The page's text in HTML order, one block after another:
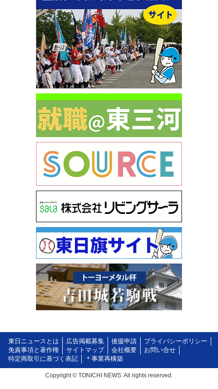
東日ニュースとは 広告掲載募集 後援申請
プライバシーポリシー
免責事項と著作権
サイトマップ 会社概要
お問い合せ
特定商取引に基づく表記
＊事業再構築
Copyright © TONICHI NEWS. All rights reserved.